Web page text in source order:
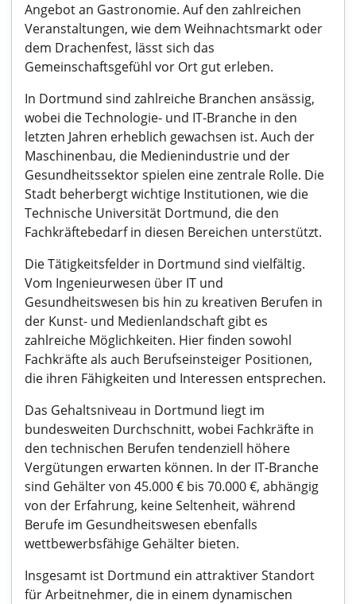
Angebot an Gastronomie. Auf den zahlreichen
Veranstaltungen, wie dem Weihnachtsmarkt oder
dem Drachenfest, lässt sich das
Gemeinschaftsgefühl vor Ort gut erleben.
In Dortmund sind zahlreiche Branchen ansässig,
wobei die Technologie- und IT-Branche in den
letzten Jahren erheblich gewachsen ist. Auch der
Maschinenbau, die Medienindustrie und der
Gesundheitssektor spielen eine zentrale Rolle. Die
Stadt beherbergt wichtige Institutionen, wie die
Technische Universität Dortmund, die den
Fachkräftebedarf in diesen Bereichen unterstützt.
Die Tätigkeitsfelder in Dortmund sind vielfältig.
Vom Ingenieurwesen über IT und
Gesundheitswesen bis hin zu kreativen Berufen in
der Kunst- und Medienlandschaft gibt es
zahlreiche Möglichkeiten. Hier finden sowohl
Fachkräfte als auch Berufseinsteiger Positionen,
die ihren Fähigkeiten und Interessen entsprechen.
Das Gehaltsniveau in Dortmund liegt im
bundesweiten Durchschnitt, wobei Fachkräfte in
den technischen Berufen tendenziell höhere
Vergütungen erwarten können. In der IT-Branche
sind Gehälter von 45.000 € bis 70.000 €, abhängig
von der Erfahrung, keine Seltenheit, während
Berufe im Gesundheitswesen ebenfalls
wettbewerbsfähige Gehälter bieten.
Insgesamt ist Dortmund ein attraktiver Standort
für Arbeitnehmer, die in einem dynamischen